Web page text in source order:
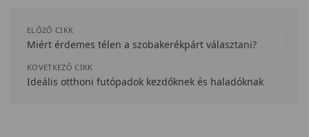
ELŐZŐ CIKK
Miért érdemes télen a szobakerékpárt választani?
KÖVETKEZŐ CIKK
Ideális otthoni futópadok kezdőknek és haladóknak